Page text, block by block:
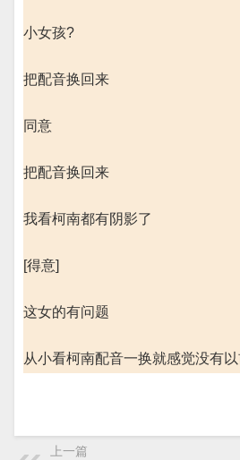
小女孩?
把配音换回来
同意
把配音换回来
我看柯南都有阴影了
[得意]
这女的有问题
从小看柯南配音一换就感觉没有
上一篇